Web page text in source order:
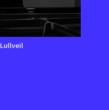
Lullveil